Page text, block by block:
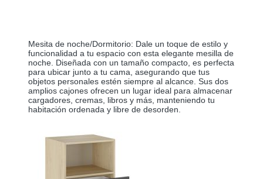
Mesita de noche/Dormitorio: Dale un toque de estilo y
funcionalidad a tu espacio con esta elegante mesilla de
noche. Diseñada con un tamaño compacto, es perfecta
para ubicar junto a tu cama, asegurando que tus
objetos personales estén siempre al alcance. Sus dos
amplios cajones ofrecen un lugar ideal para almacenar
cargadores, cremas, libros y más, manteniendo tu
habitación ordenada y libre de desorden.